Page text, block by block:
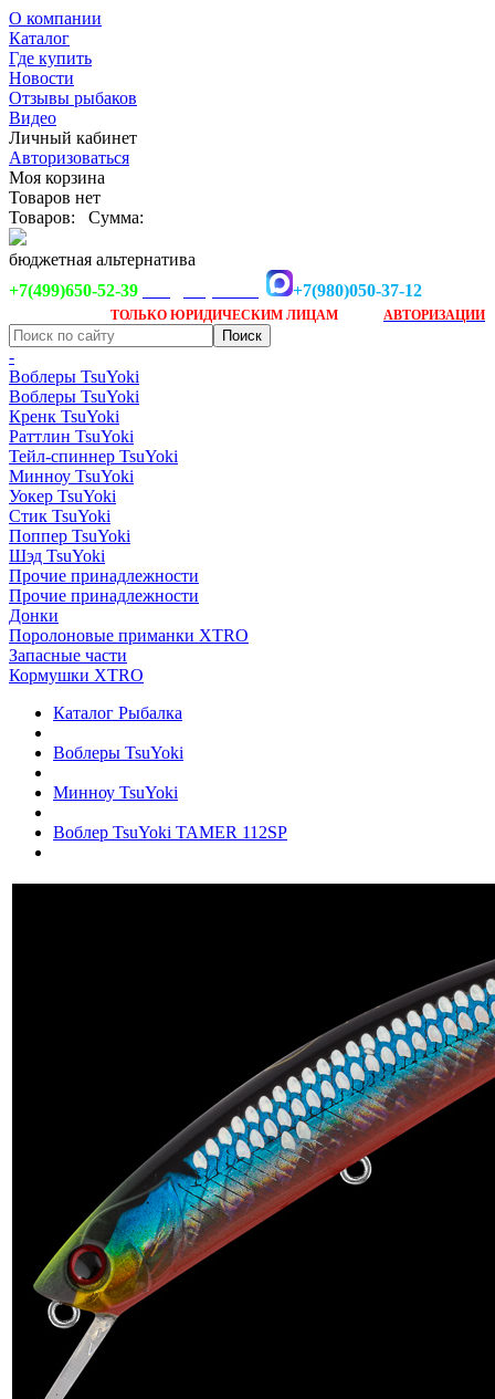
О компании
Каталог
Где купить
Новости
Отзывы рыбаков
Видео
Личный кабинет
Авторизоваться
Моя корзина
Товаров нет
Товаров:
Сумма:
бюджетная альтернатива
+7(499)650-52-39
+7(980)050-37-12
ТОЛЬКО ЮРИДИЧЕСКИМ ЛИЦАМ АВТОРИЗАЦИИ
-
Воблеры TsuYoki
Воблеры TsuYoki
Кренк TsuYoki
Раттлин TsuYoki
Тейл-спиннер TsuYoki
Минноу TsuYoki
Уокер TsuYoki
Стик TsuYoki
Поппер TsuYoki
Шэд TsuYoki
Прочие принадлежности
Прочие принадлежности
Донки
Поролоновые приманки XTRO
Запасные части
Кормушки XTRO
Каталог Рыбалка
Воблеры TsuYoki
Минноу TsuYoki
Воблер TsuYoki TAMER 112SP